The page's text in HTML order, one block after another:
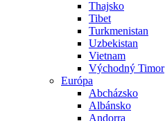
Thajsko
Tibet
Turkmenistan
Uzbekistan
Vietnam
Východný Timor
Európa
Abcházsko
Albánsko
Andorra